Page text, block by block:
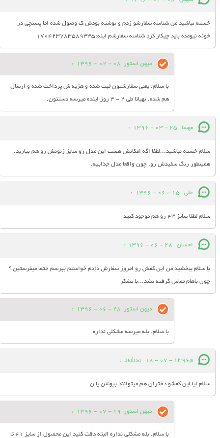
خسته نباشید من شناسه سفارشو زدم و نوشته بودش ک وصول شده اما پستچی در
خونه نیومده باید چیکار کرد شناسه سفارشم اینه:170423783589335
میهن استور 08 - 02 - 1396
:
با سلام. یعنی سفارشتون ثبت شده و هزیه ش پرداخت شده و ارسال
هم شده. نهیاتا طی 2 - 3 روز اینده میرسه دستتون.
مهسا 25 - 03 - 1396
:
سلام خسته نباشید...لطفا اگه امکانش هست این مدل رو سایز زنونش رو هم بیارید.
همینطور رنگ سفیدش رو. چون واقعا مدل جذابیه.
علی 15 - 06 - 1396
:
سلام لطفا سایز 43 رو هم موجود کنید
احسان 28 - 06 - 1396
:
با سلام ببخشید من این کفش رو امروز سفارش دادم خواستم بپرسم حتما میفرستین!؟
چون باهام تماس گرفته نشد...با تشکر
میهن استور 28 - 06 - 1396
:
با سلام. بله میرسه مشکلی نداره
مmahsa18 - 07 - 1396
:
سلام ایا این کفشو دختران هم میتوانند بپوشن یا ن
میهن استور 19 - 07 - 1396
:
با سلام. بله مشکلی نداره البته دقت کنید این محصول از سایز 41 تا